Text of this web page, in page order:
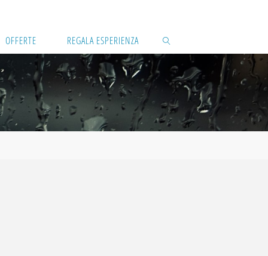
OFFERTE
REGALA ESPERIENZA
CERCA